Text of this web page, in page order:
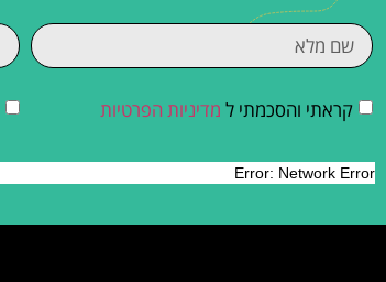
קראתי והסכמתי ל מדיניות הפרטיות